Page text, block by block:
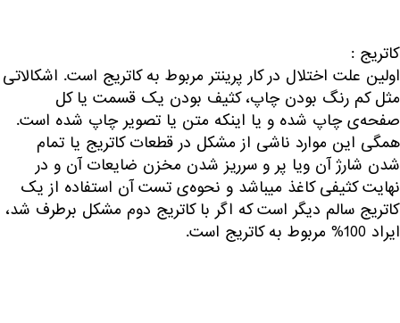
کاتریج :
اولین علت اختلال در کار پرینتر مربوط به کاتریج است. اشکالاتی
مثل کم رنگ بودن چاپ، کثیف بودن یک قسمت یا کل
صفحه‌ی چاپ شده و یا اینکه متن یا تصویر چاپ شده است.
همگی این موارد ناشی از مشکل در قطعات کاتریج یا تمام
شدن شارژ آن ویا پر و سرریز شدن مخزن ضایعات آن و در
نهایت کثیفی کاغذ میباشد و نحوه‌ی تست آن استفاده از یک
کاتریج سالم دیگر است که اگر با کاتریج دوم مشکل برطرف شد،
ایراد 100% مربوط به کاتریج است.